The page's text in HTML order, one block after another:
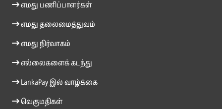
எமது பணிப்பாளர்கள்
எமது தலைமைத்துவம்
எமது நிர்வாகம்
எல்லைகளைக் கடந்து
LankaPay இல் வாழ்க்கை
வெகுமதிகள்